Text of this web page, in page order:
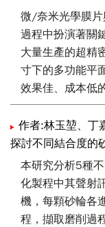
微/奈米光學膜
過程中扮演著關
大量生產的超精
寸下的多功能平
效果佳、成本低
提供本身的競爭
的通力合作之下
生之光機設計與
筒超精密加工技
包括:超薄導光
膜、奈米結構抗
作者:林玉堃、丁
探討不同結合度的
本研究分析5種
化製程中其聲射
機，每顆砂輪各
程，擷取磨削過